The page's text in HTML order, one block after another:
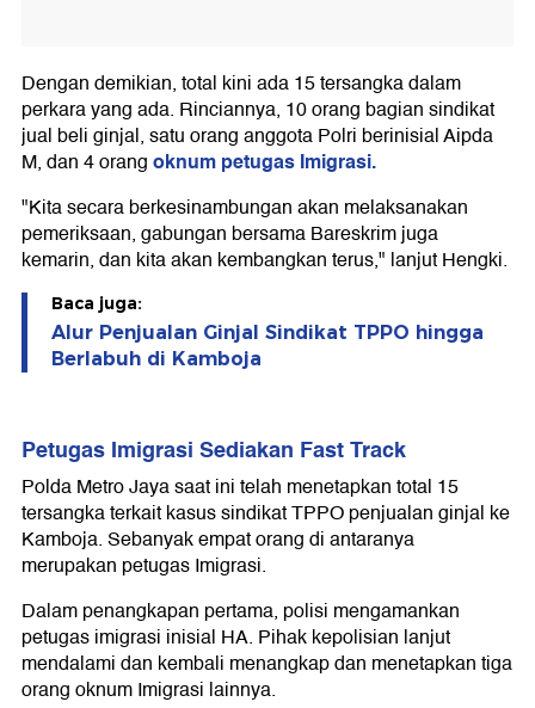
Dengan demikian, total kini ada 15 tersangka dalam
perkara yang ada. Rinciannya, 10 orang bagian sindikat
jual beli ginjal, satu orang anggota Polri berinisial Aipda
M, dan 4 orangoknum petugas Imigrasi.
"Kita secara berkesinambungan akan melaksanakan
pemeriksaan, gabungan bersama Bareskrim juga
kemarin, dan kita akan kembangkan terus," lanjut Hengki.
Baca juga:
Alur Penjualan Ginjal Sindikat TPPO hingga
Berlabuh di Kamboja
Petugas Imigrasi Sediakan Fast Track
Polda Metro Jaya saat ini telah menetapkan total 15
tersangka terkait kasus sindikat TPPO penjualan ginjal ke
Kamboja. Sebanyak empat orang di antaranya
merupakan petugas Imigrasi.
Dalam penangkapan pertama, polisi mengamankan
petugas imigrasi inisial HA. Pihak kepolisian lanjut
mendalami dan kembali menangkap dan menetapkan tiga
orang oknum Imigrasi lainnya.